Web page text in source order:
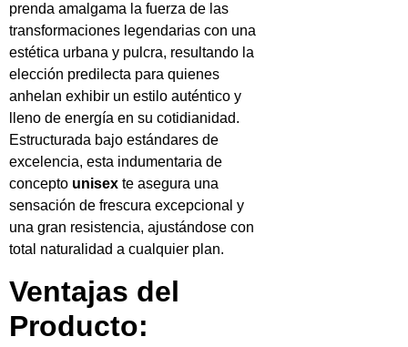
prenda amalgama la fuerza de las
transformaciones legendarias con una
estética urbana y pulcra, resultando la
elección predilecta para quienes
anhelan exhibir un estilo auténtico y
lleno de energía en su cotidianidad.
Estructurada bajo estándares de
excelencia, esta indumentaria de
concepto unisex te asegura una
sensación de frescura excepcional y
una gran resistencia, ajustándose con
total naturalidad a cualquier plan.
Ventajas del
Producto: